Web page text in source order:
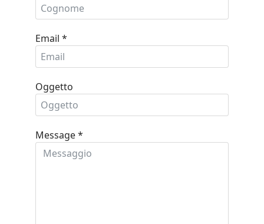
Email *
Oggetto
Message*